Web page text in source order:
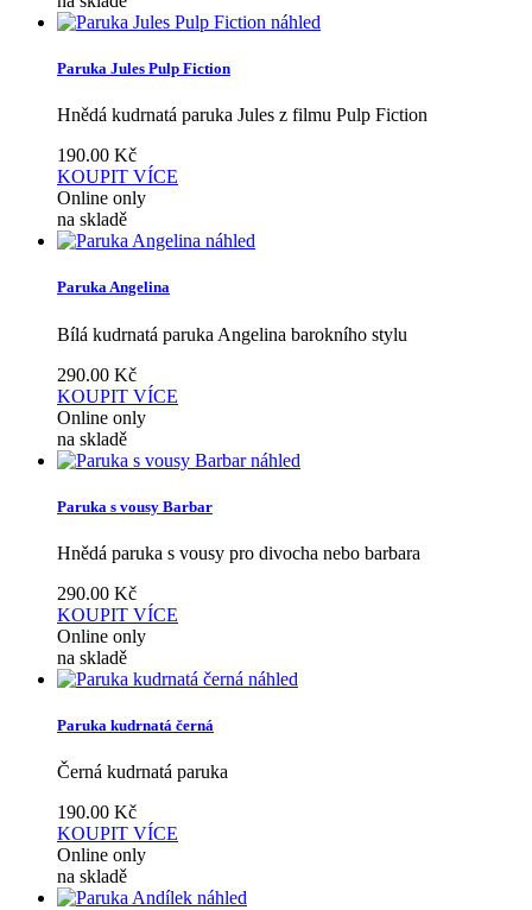
náhled
Paruka Jules Pulp Fiction
Hnědá kudrnatá paruka Jules z filmu Pulp Fiction
190.00 Kč
KOUPIT VÍCE
Online only
na skladě
náhled
Paruka Angelina
Bílá kudrnatá paruka Angelina barokního stylu
290.00 Kč
KOUPIT VÍCE
Online only
na skladě
náhled
Paruka s vousy Barbar
Hnědá paruka s vousy pro divocha nebo barbara
290.00 Kč
KOUPIT VÍCE
Online only
na skladě
náhled
Paruka kudrnatá černá
Černá kudrnatá paruka
190.00 Kč
KOUPIT VÍCE
Online only
na skladě
náhled